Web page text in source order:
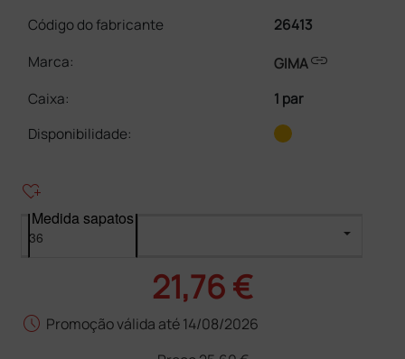
Código do fabricante
26413
Marca:
GIMAlink
Caixa:
1 par
Disponibilidade:
heart_plus
Medida sapatos
21,76 €
schedule Promoção válida até 14/08/2026